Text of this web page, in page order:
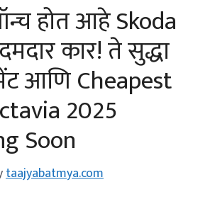
होत आहे Skoda
कार! ते सुद्धा
आणि Cheapest
2025
Soon
taajyabatmya.com